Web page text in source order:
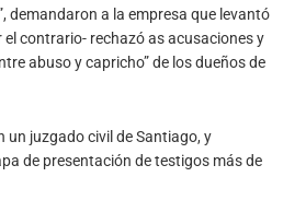
demandaron a la empresa que levantó
el contrario- rechazó as acusaciones y
abuso y capricho” de los dueños de
un juzgado civil de Santiago, y
de presentación de testigos más de